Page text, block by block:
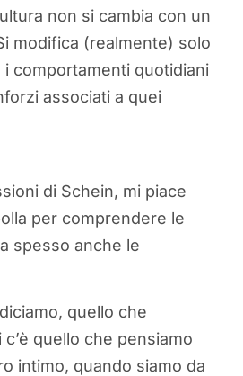
non si cambia con un
modifica (realmente) solo
i comportamenti quotidiani
associati a quei
di Schein, mi piace
per comprendere le
spesso anche le
quello che
c’è quello che pensiamo
intimo, quando siamo da